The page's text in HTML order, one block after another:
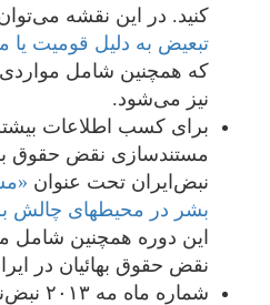
کنید. در این نقشه
تبعیض به دلیل قومیت یا
که همچنین شامل مواردی
نیز می‌شود.
برای کسب اطلاعات
مستندسازی نقض حقوق
نبض‌ایران تحت عنوان
بشر در محیطهای چالش
این دوره همچنین شامل
نقض حقوق بهائیان در
شماره ماه مه ۲۰۱۳ نبض‌نامه تحت عنوان